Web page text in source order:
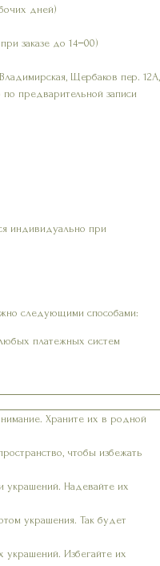
дней)
заказе до 14−00)
Щербаков пер. 12А,
предварительной записи
индивидуально при
следующими способами:
платежных систем
Храните их в родной
чтобы избежать
украшений. Надевайте их
украшения. Так будет
украшений. Избегайте их